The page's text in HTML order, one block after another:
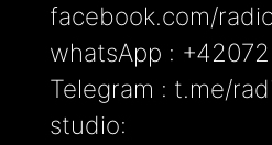
facebook.com/
whatsApp :
Telegram : t.me/
studio: